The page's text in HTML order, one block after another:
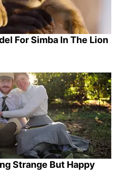
For Simba In The Lion
Strange But Happy